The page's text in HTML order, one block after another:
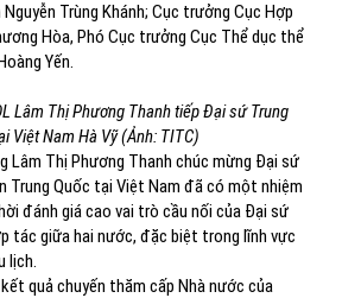
Trùng Khánh; Cục trưởng Cục Hợp
Hòa, Phó Cục trưởng Cục Thể dục thể
Yến.
Lâm Thị Phương Thanh tiếp Đại sứ Trung
Việt Nam Hà Vỹ (Ảnh: TITC)
Lâm Thị Phương Thanh chúc mừng Đại sứ
Trung Quốc tại Việt Nam đã có một nhiệm
đánh giá cao vai trò cầu nối của Đại sứ
tác giữa hai nước, đặc biệt trong lĩnh vực
lịch.
quả chuyến thăm cấp Nhà nước của